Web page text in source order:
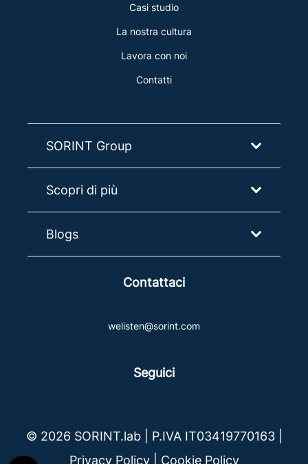
Casi studio
La nostra cultura
Lavora con noi
Contatti
SORINT Group
Scopri di più
Blogs
Contattaci
welisten@sorint.com
Seguici
© 2026 SORINT.lab | P.IVA IT03419770163 |
Privacy Policy| Cookie Policy